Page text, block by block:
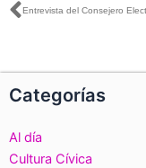
Ant
Categorías
Al día
Cultura Cívica